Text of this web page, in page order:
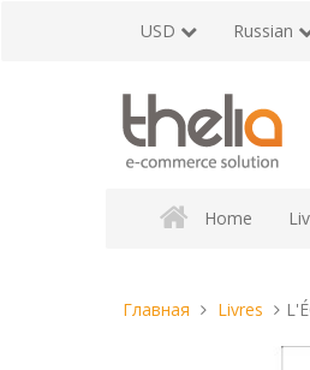
USD Russian
Home
Вы
Главная Livres